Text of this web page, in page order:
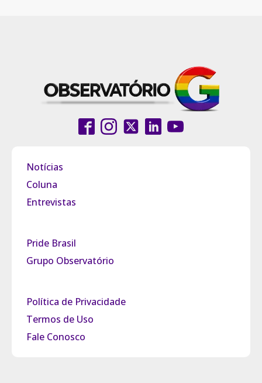
Notícias
Coluna
Entrevistas
Pride Brasil
Grupo Observatório
Política de Privacidade
Termos de Uso
Fale Conosco